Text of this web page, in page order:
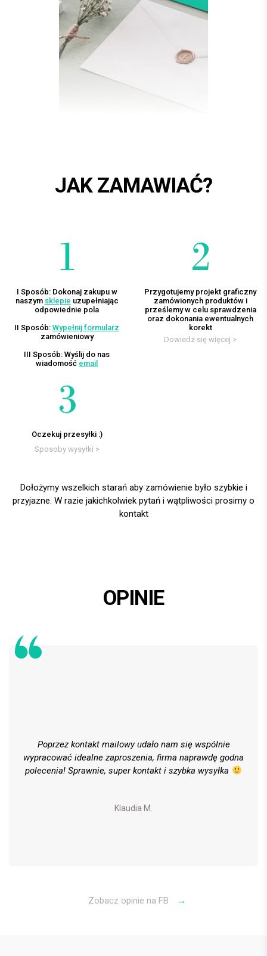
JAK ZAMAWIAĆ?
I Sposób: Dokonaj zakupu w
naszym sklepie uzupełniając
odpowiednie pola
II Sposób: Wypełnij formularz
zamówieniowy
III Sposób: Wyślij do nas
wiadomość email
Przygotujemy projekt graficzny
zamówionych produktów i
prześlemy w celu sprawdzenia
oraz dokonania ewentualnych
korekt
Dowiedz się więcej >
Oczekuj przesyłki :)
Sposoby wysyłki >
Dołożymy wszelkich starań aby zamówienie było szybkie i
przyjazne. W razie jakichkolwiek pytań i wątpliwości prosimy o
kontakt
OPINIE
Poprzez kontakt mailowy udało nam się wspólnie
wypracować idealne zaproszenia, firma naprawdę godna
polecenia! Sprawnie, super kontakt i szybka wysyłka
Klaudia M.
Zobacz opinie na FB →